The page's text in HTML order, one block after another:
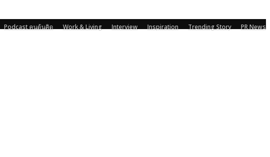
Podcast คนต้นคิด Work & Living Interview Inspiration Trending Story PR News